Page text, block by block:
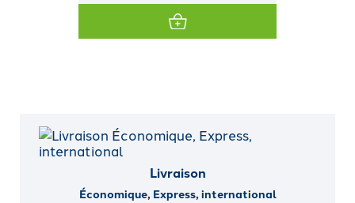
Livraison
Économique, Express, international